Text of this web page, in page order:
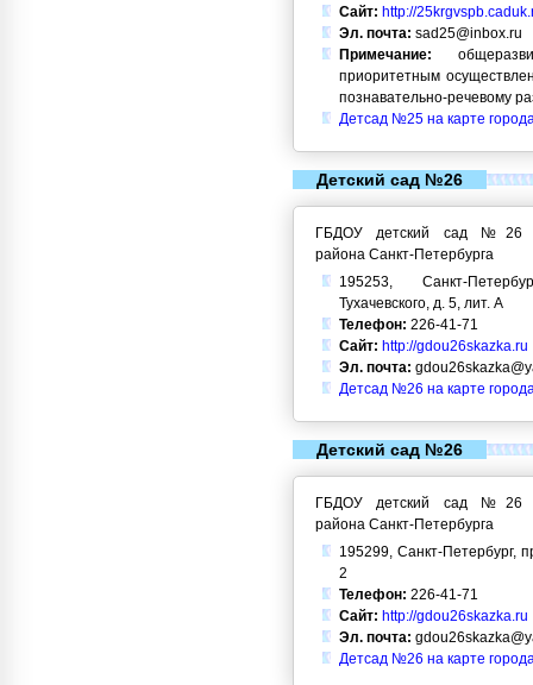
Сайт: http://
Эл. почта: sad25@inbox.ru
Примечание:
приоритетным
познавательно-речевому
Детсад №25 на карте
Детский сад №26
ГБДОУ детский сад №26
района Санкт-Петербурга
195253, Санкт-
Тухачевского, д. 5, лит. А
Телефон: 226-41-71
Сайт: http://gdou26skazka.ru
Эл. почта:
Детсад №26 на карте
Детский сад №26
ГБДОУ детский сад №26
района Санкт-Петербурга
195299, Санкт-Петербург,
2
Телефон: 226-41-71
Сайт: http://gdou26skazka.ru
Эл. почта:
Детсад №26 на карте